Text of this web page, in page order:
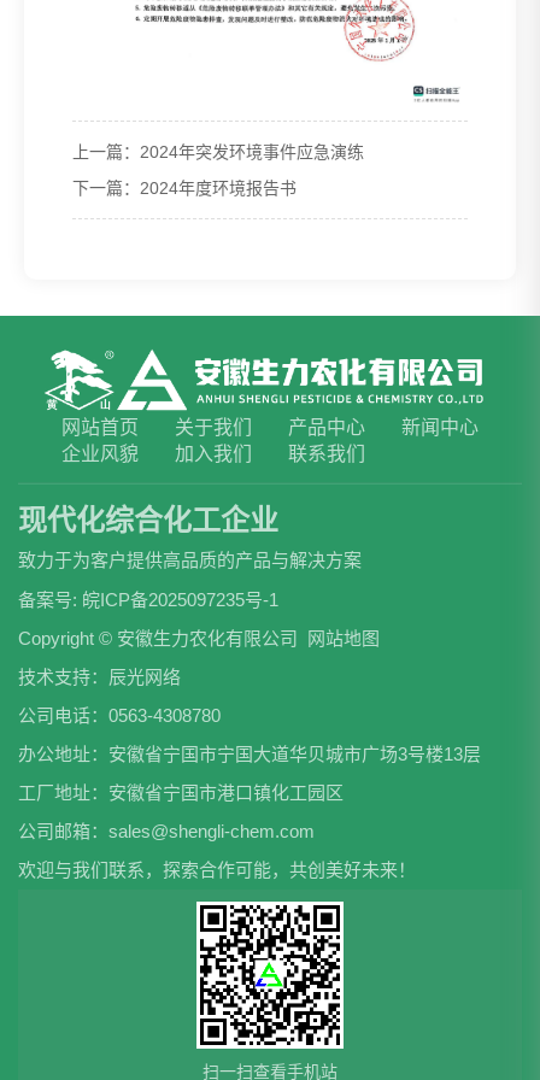
上一篇： 2024年突发环境事件应急演练
下一篇： 2024年度环境报告书
网站首页 关于我们 产品中心
新闻中心
企业风貌
加入我们 联系我们
现代化综合化工企业
致力于为客户提供高品质的产品与解决方案
备案号: 皖ICP备2025097235号-1
Copyright © 安徽生力农化有限公司
网站地图
技术支持： 辰光网络
公司电话：0563-4308780
办公地址：安徽省宁国市宁国大道华贝城市广场3号楼13层
工厂地址：安徽省宁国市港口镇化工园区
公司邮箱：sales@shengli-chem.com
欢迎与我们联系，探索合作可能，共创美好未来！
扫一扫查看手机站